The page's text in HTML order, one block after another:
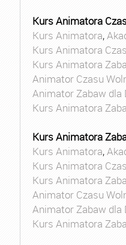
Kurs Animatora
Kurs Animatora,
Kurs Animatora
Kurs Animatora
Animator Czasu
Animator Zabaw dla
Kurs Animatora
Kurs Animatora
Kurs Animatora,
Kurs Animatora
Kurs Animatora
Animator Czasu
Animator Zabaw dla
Kurs Animatora